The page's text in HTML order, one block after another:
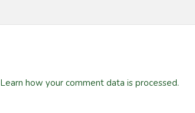
Learn how your comment data is processed.